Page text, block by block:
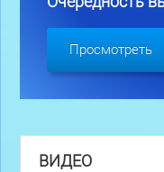
Просмотреть
ВИДЕО